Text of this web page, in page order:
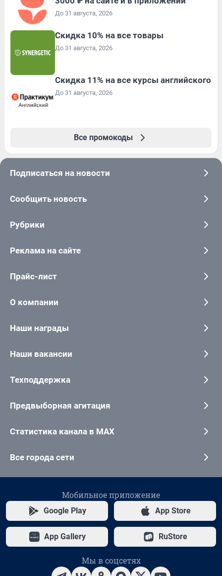
До 31 августа, 2026
Скидка 10% на все товары
До 31 августа, 2026
Скидка 11% на все курсы английского
До 31 августа, 2026
Все промокоды
Подписаться на новости
Сообщить новость
Рубрики
Реклама на сайте
Прайс-лист
О компании
Наши награды
Наши вакансии
Техподдержка
Предвыборная агитация
Статистика канала в MAX
Все города сети
Мобильное приложение
Google Play App Store
App Gallery RuStore
Мы в соцсетях